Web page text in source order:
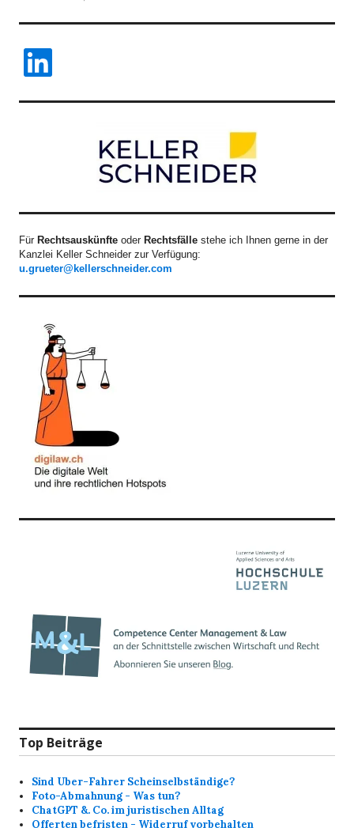
LinkedIn
Für Rechtsauskünfte oder Rechtsfälle stehe ich Ihnen gerne in der
Kanzlei Keller Schneider zur Verfügung:
u.grueter@kellerschneider.com
Top Beiträge
Sind Uber-Fahrer Scheinselbständige?
Foto-Abmahnung - Was tun?
ChatGPT &. Co. im juristischen Alltag
Offerten befristen - Widerruf vorbehalten